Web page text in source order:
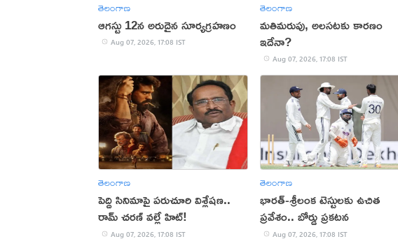
తెలంగాణ
ఆగస్టు 12న అరుదైన సూర్యగ్రహణం
Aug 07, 2026, 17:08 IST
తెలంగాణ
మతిమరుపు, అలసటకు కారణం
ఇదేనా?
Aug 07, 2026, 17:08 IST
తెలంగాణ
పెద్ది సినిమాపై పరుచూరి విశ్లేషణ..
రామ్ చరణ్ వల్లే హిట్!
Aug 07, 2026, 17:08 IST
తెలంగాణ
భారత్-శ్రీలంక టెస్టులకు ఉచిత
ప్రవేశం.. బోర్డు ప్రకటన
Aug 07, 2026, 17:08 IST